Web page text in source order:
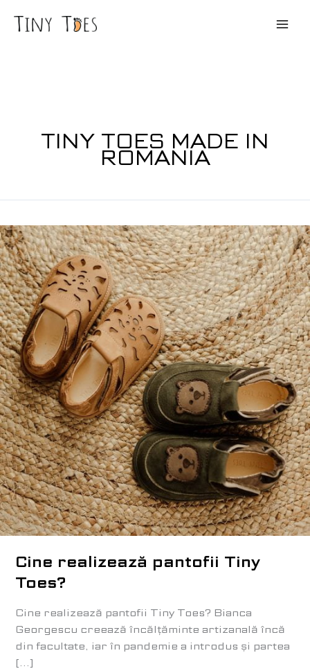
TINY TOES MADE IN
ROMANIA
Cine realizează pantofii Tiny
Toes?
Cine realizează pantofii Tiny Toes? Bianca
Georgescu creează încălţăminte artizanală încă
din facultate, iar în pandemie a introdus şi partea
[…]
Cine
realizează
pantofii
Tiny
Toes?